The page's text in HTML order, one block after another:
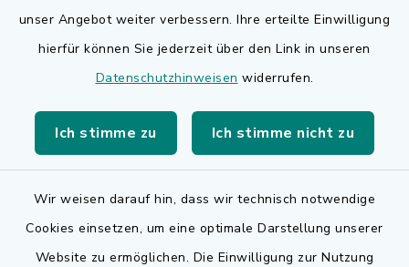
unser Angebot weiter verbessern. Ihre erteilte Einwilligung
hierfür können Sie jederzeit über den Link in unseren
Datenschutzhinweisen widerrufen.
Ich stimme zu Ich stimme nicht zu
Wir weisen darauf hin, dass wir technisch notwendige
Cookies einsetzen, um eine optimale Darstellung unserer
Website zu ermöglichen. Die Einwilligung zur Nutzung
Bauen in Adelsdorf
BayernPortal
Landkreis Erlangen-Höchstadt